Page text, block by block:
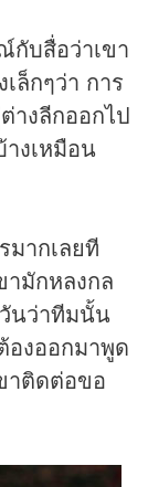
บสื่อว่าเขา
ล็กๆว่า การ
างลีกออกไป
งเหมือน
มากเลยที
ามักหลงกล
นว่าทีมนั้น
องออกมาพูด
าติดต่อขอ